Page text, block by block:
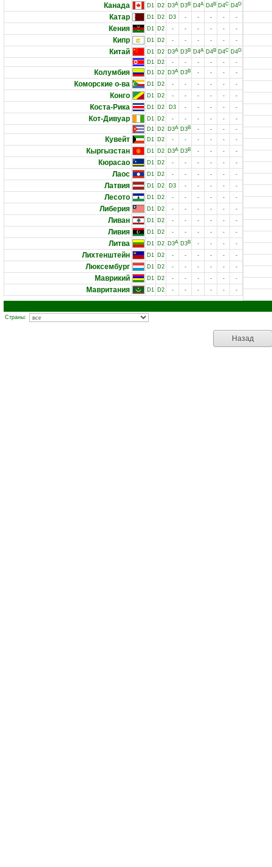
Канада D1 D2 D3A D3B D4A D4B D4C D4D
Катар D1 D2 D3 - - - - -
Кения D1 D2 - - - - - -
Кипр D1 D2 - - - - - -
Китай D1 D2 D3A D3B D4A D4B D4C D4D
D1 D2 - - - - - -
Колумбия D1 D2 D3A D3B - - - -
Коморские о-ва D1 D2 - - - - - -
Конго D1 D2 - - - - - -
Коста-Рика D1 D2 D3 - - - - -
Кот-Дивуар D1 D2 - - - - -
-
D1 D2 D3A D3B - - - -
Кувейт D1 D2 - - - - - -
Кыргызстан D1 D2 D3A D3B - - - -
Кюрасао D1 D2 - - - - - -
Лаос D1 D2 - - - - - -
Латвия D1 D2 D3 - - - - -
Лесото D1 D2 - - - - - -
Либерия D1 D2 - - - - - -
Ливан D1 D2 - - - - - -
Ливия D1 D2 - - - - - -
Литва D1 D2 D3A D3B - - - -
Лихтенштейн D1 D2 - - - - - -
Люксембург D1 D2 - - - - - -
Маврикий D1 D2 - - - - - -
Мавритания D1 D2 - - - - - -
Страны:
Назад